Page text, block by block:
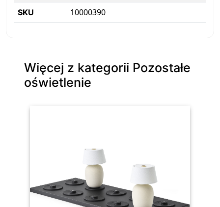
SKU 10000390
Więcej z kategorii Pozostałe
oświetlenie